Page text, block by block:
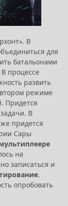
В
для
батальонами
процессе
развить
режиме
Придется
В
придется
Сары
на
записаться и
.
опробовать